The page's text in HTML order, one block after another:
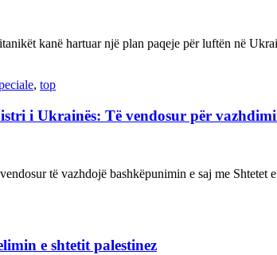
kanë hartuar një plan paqeje për luftën në
, top
i Ukrainës: Të vendosur për
të vazhdojë bashkëpunimin e saj me Shtetet
e shtetit palestinez